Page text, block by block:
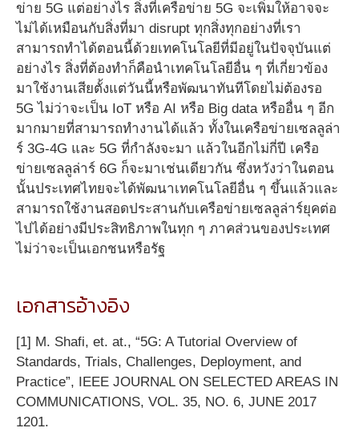
ข่าย 5G แต่อย่างไร สิ่งที่เครือข่าย 5G จะเพิ่มให้อาจจะ
ไม่ได้เหมือนกับสิ่งที่มา disrupt ทุกสิ่งทุกอย่างที่เรา
สามารถทำได้ตอนนี้ด้วยเทคโนโลยีที่มีอยู่ในปัจจุบันแต่
อย่างไร สิ่งที่ต้องทำก็คือนำเทคโนโลยีอื่น ๆ ที่เกี่ยวข้อง
มาใช้งานเสียตั้งแต่วันนี้หรือพัฒนาทันทีโดยไม่ต้องรอ
5G ไม่ว่าจะเป็น IoT หรือ AI หรือ Big data หรืออื่น ๆ อีก
มากมายที่สามารถทำงานได้แล้ว ทั้งในเครือข่ายเซลลูล่า
ร์ 3G-4G และ 5G ที่กำลังจะมา แล้วในอีกไม่กี่ปี เครือ
ข่ายเซลลูล่าร์ 6G ก็จะมาเช่นเดียวกัน ซึ่งหวังว่าในตอน
นั้นประเทศไทยจะได้พัฒนาเทคโนโลยีอื่น ๆ ขึ้นแล้วและ
สามารถใช้งานสอดประสานกับเครือข่ายเซลลูล่าร์ยุคต่อ
ไปได้อย่างมีประสิทธิภาพในทุก ๆ ภาคส่วนของประเทศ
ไม่ว่าจะเป็นเอกชนหรือรัฐ
เอกสารอ้างอิง
[1] M. Shafi, et. at., “5G: A Tutorial Overview of
Standards, Trials, Challenges, Deployment, and
Practice”, IEEE JOURNAL ON SELECTED AREAS IN
COMMUNICATIONS, VOL. 35, NO. 6, JUNE 2017
1201.